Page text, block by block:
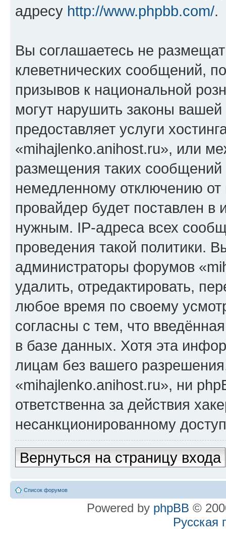
адресу http://www.phpbb.com/.
Вы соглашаетесь не
клеветнических сообщений,
призывов к национальной
могут нарушить законы
предоставляет услуги
«mihajlenko.anihost.ru», или
размещения таких
немедленному отключению
провайдер будет поставлен в
нужным. IP-адреса всех
проведения такой политики.
администраторы форумов
удалить, отредактировать,
любое время по своему
согласны с тем, что
в базе данных. Хотя эта
лицам без вашего
«mihajlenko.anihost.ru», ни
ответственна за действия
несанкционированному
Вернуться на страницу входа
Список форумов
Powered by phpBB ©
Русская